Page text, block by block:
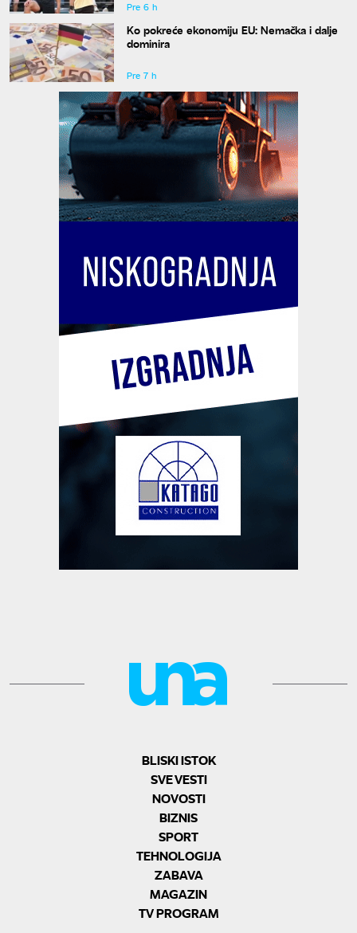
Pre 6 h
Ko pokreće ekonomiju EU: Nemačka i dalje
dominira
Pre 7 h
BLISKI ISTOK
SVE VESTI
NOVOSTI
BIZNIS
SPORT
TEHNOLOGIJA
ZABAVA
MAGAZIN
TV PROGRAM